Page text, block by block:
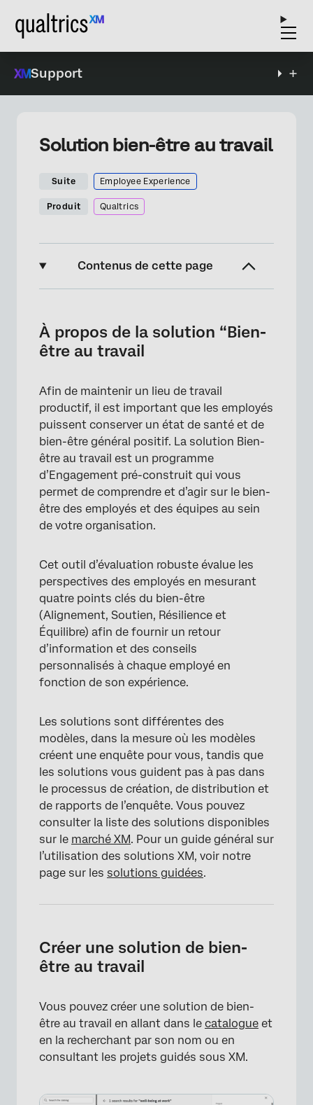
Support
Solution bien-être au travail
Suite Employee Experience
Produit Qualtrics
Contenus de cette page
Créer une solution de bien-être au travail
Inclus dans chaque solution de bien-être au
Ajouter des participants à votre programme
Onglet Tableaux de bord
Onglet FLUX DE TRAVAIL
À propos de la solution “Bien-
être au travail
Afin de maintenir un lieu de travail
productif, il est important que les employés
puissent conserver un état de santé et de
bien-être général positif. La solution Bien-
être au travail est un programme
d’Engagement pré-construit qui vous
permet de comprendre et d’agir sur le bien-
être des employés et des équipes au sein
de votre organisation.
Cet outil d’évaluation robuste évalue les
perspectives des employés en mesurant
quatre points clés du bien-être
(Alignement, Soutien, Résilience et
Équilibre) afin de fournir un retour
d’information et des conseils
personnalisés à chaque employé en
fonction de son expérience.
Les solutions sont différentes des
modèles, dans la mesure où les modèles
créent une enquête pour vous, tandis que
les solutions vous guident pas à pas dans
le processus de création, de distribution et
de rapports de l’enquête. Vous pouvez
consulter la liste des solutions disponibles
sur le marché XM. Pour un guide général sur
l’utilisation des solutions XM, voir notre
page sur les solutions guidées.
Créer une solution de bien-
être au travail
Vous pouvez créer une solution de bien-
être au travail en allant dans le catalogue et
en la recherchant par son nom ou en
consultant les projets guidés sous XM.